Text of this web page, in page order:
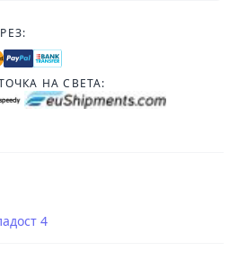
НА СВЕТА:
4